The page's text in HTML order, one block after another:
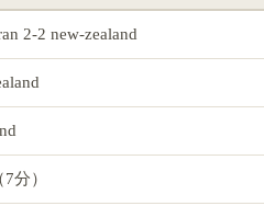
2-2 new-zealand
分）